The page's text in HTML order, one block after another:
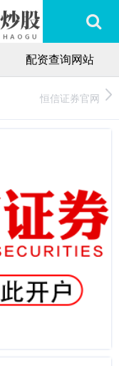
配资查询网站
恒信证券官网